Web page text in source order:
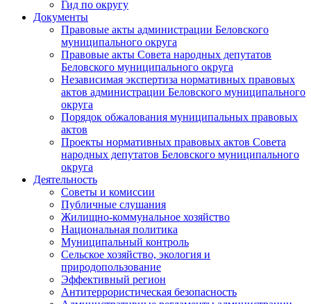
Гид по округу
Документы
Правовые акты администрации Беловского
муниципального округа
Правовые акты Совета народных депутатов
Беловского муниципального округа
Независимая экспертиза нормативных правовых
актов администрации Беловского муниципального
округа
Порядок обжалования муниципальных правовых
актов
Проекты нормативных правовых актов Совета
народных депутатов Беловского муниципального
округа
Деятельность
Советы и комиссии
Публичные слушания
Жилищно-коммунальное хозяйство
Национальная политика
Муниципальный контроль
Сельское хозяйство, экология и
природопользование
Эффективный регион
Антитеррористическая безопасность